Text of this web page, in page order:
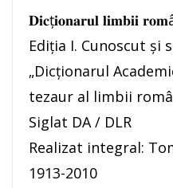
𝐃𝐢𝐜ț𝐢𝐨𝐧𝐚𝐫𝐮𝐥 𝐥𝐢𝐦𝐛𝐢𝐢
Ediția I. Cunoscut și
„Dicționarul
tezaur al limbii
Siglat DA / DLR
Realizat integral:
1913-2010